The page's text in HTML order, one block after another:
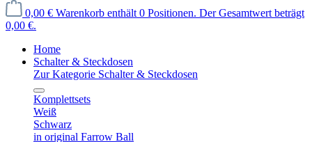
0,00 € Warenkorb enthält 0 Positionen. Der Gesamtwert beträgt
0,00 €.
Home
Schalter & Steckdosen
Zur Kategorie Schalter & Steckdosen
Komplettsets
Weiß
Schwarz
in original Farrow Ball